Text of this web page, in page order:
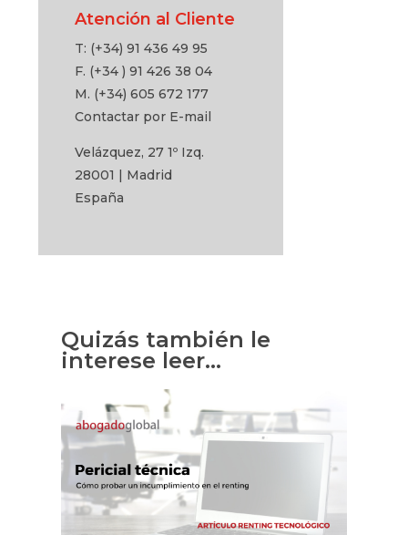
Atención al Cliente
T: (+34) 91 436 49 95
F. (+34 ) 91 426 38 04
M. (+34) 605 672 177
Contactar por E-mail
Velázquez, 27 1º Izq.
28001 | Madrid
España
Quizás también le
interese leer…